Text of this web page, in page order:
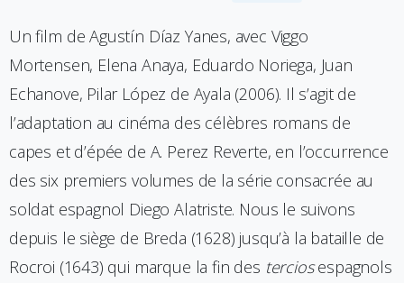
Un film de Agustín Díaz Yanes, avec Viggo
Mortensen, Elena Anaya, Eduardo Noriega, Juan
Echanove, Pilar López de Ayala (2006). Il s’agit de
l’adaptation au cinéma des célèbres romans de
capes et d’épée de A. Perez Reverte, en l’occurrence
des six premiers volumes de la série consacrée au
soldat espagnol Diego Alatriste. Nous le suivons
depuis le siège de Breda (1628) jusqu’à la bataille de
Rocroi (1643) qui marque la fin des terciosespagnols